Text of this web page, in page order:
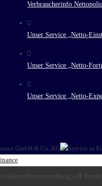
Verbraucherinfo
Unser Service „Netto-
Unser Service „Netto-
Unser Service „Netto-
GmbH & Co. KG
Datenschutzeinstellung, z.B.